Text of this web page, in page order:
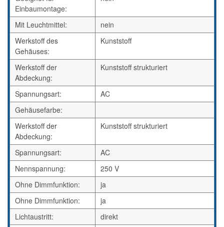
Einbaumontage:
Mit Leuchtmittel:
nein
Werkstoff des
Gehäuses:
Kunststoff
Werkstoff der
Abdeckung:
Kunststoff strukturiert
Spannungsart:
AC
Gehäusefarbe:
Werkstoff der
Abdeckung:
Kunststoff strukturiert
Spannungsart:
AC
Nennspannung:
250 V
Ohne Dimmfunktion:
ja
Ohne Dimmfunktion:
ja
Lichtaustritt:
direkt